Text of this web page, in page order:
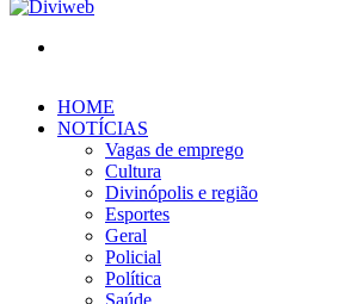
HOME
NOTÍCIAS
Vagas de emprego
Cultura
Divinópolis e região
Esportes
Geral
Policial
Política
Saúde